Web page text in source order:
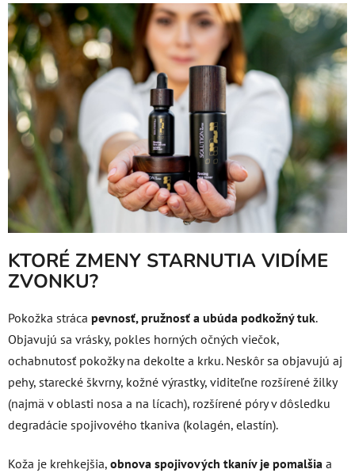
KTORÉ ZMENY STARNUTIA VIDÍME
ZVONKU?
Pokožka stráca pevnosť, pružnosť a ubúda podkožný tuk.
Objavujú sa vrásky, pokles horných očných viečok,
ochabnutosť pokožky na dekolte a krku. Neskôr sa objavujú aj
pehy, starecké škvrny, kožné výrastky, viditeľne rozšírené žilky
(najmä v oblasti nosa a na lícach), rozšírené póry v dôsledku
degradácie spojivového tkaniva (kolagén, elastín).
Koža je krehkejšia, obnova spojivových tkanív je pomalšia a